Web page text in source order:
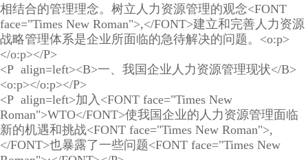
相结合的管理理念。树立人力资源管理的观念<FONT
face="Times New Roman">,</FONT>建立和完善人力资源
战略管理体系是企业所面临的急待解决的问题。<o:p>
</o:p></P>
<P align=left><B>一、我国企业人力资源管理现状</B>
<o:p></o:p></P>
<P align=left>加入<FONT face="Times New
Roman">WTO</FONT>使我国企业的人力资源管理面临
新的机遇和挑战<FONT face="Times New Roman">,
</FONT>也暴露了一些问题<FONT face="Times New